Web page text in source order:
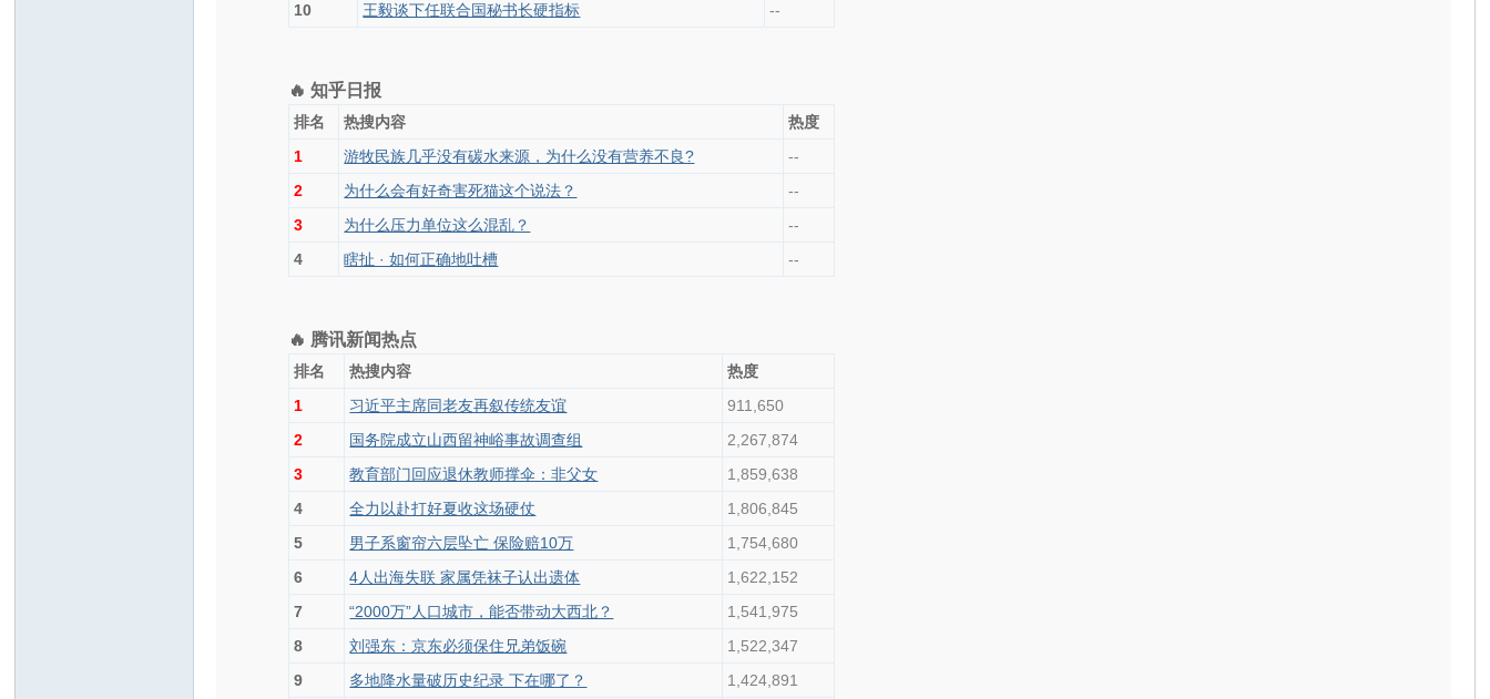
10
王毅谈下任联合国秘书长硬指标 --
🔥 知乎日报
排名 热搜内容
热度
1
游牧民族几乎没有碳水来源，为什么没有营养不良?
--
2
为什么会有好奇害死猫这个说法？
--
3
为什么压力单位这么混乱？
--
4
瞎扯 · 如何正确地吐槽 --
🔥 腾讯新闻热点
排名 热搜内容
热度
1
习近平主席同老友再叙传统友谊
911,650
2
国务院成立山西留神峪事故调查组
2,267,874
3
教育部门回应退休教师撑伞：非父女
1,859,638
4
全力以赴打好夏收这场硬仗
1,806,845
5
男子系窗帘六层坠亡 保险赔10万
1,754,680
6
4人出海失联 家属凭袜子认出遗体
1,622,152
7
“2000万”人口城市，能否带动大西北？
1,541,975
8
刘强东：京东必须保住兄弟饭碗
1,522,347
9
多地降水量破历史纪录 下在哪了？ 1,424,891